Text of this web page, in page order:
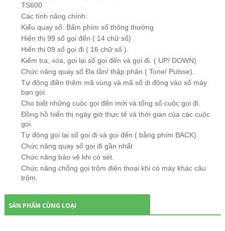
TS600
Các tính năng chính:
Kiểu quay số: Bấm phím số thông thường
Hiển thị 99 số gọi đến ( 14 chữ số) .
Hiển thị 09 số gọi đi ( 16 chữ số ).
Kiểm tra, xóa, gọi lại số gọi đến và gọi đi. ( UP/ DOWN)
Chức năng quay số Đa tần/ thập phân ( Tone/ Pulsse).
Tự động điền thêm mã vùng và mã số di động vào số máy
bạn gọi.
Cho biết những cuộc gọi đến mới và tổng số cuộc gọi đi.
Đồng hồ hiển thị ngày giờ thực tế và thời gian của các cuộc
gọi.
Tự động gọi lại số gọi đi và gọi đến ( bằng phím BACK).
Chức năng quay số gọi đi gần nhất
Chức năng bảo vệ khi có sét.
Chức năng chống gọi trộm điện thoại khi có máy khác câu
trộm.
SẢN PHẨM CÙNG LOẠI